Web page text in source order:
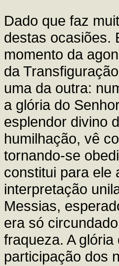
Dado que faz
destas ocasiões.
momento da
da
uma da outra:
a glória do
esplendor divino
humilhação, vê
tornando-se
constitui para ele
interpretação
Messias,
era só
fraqueza. A
participação dos